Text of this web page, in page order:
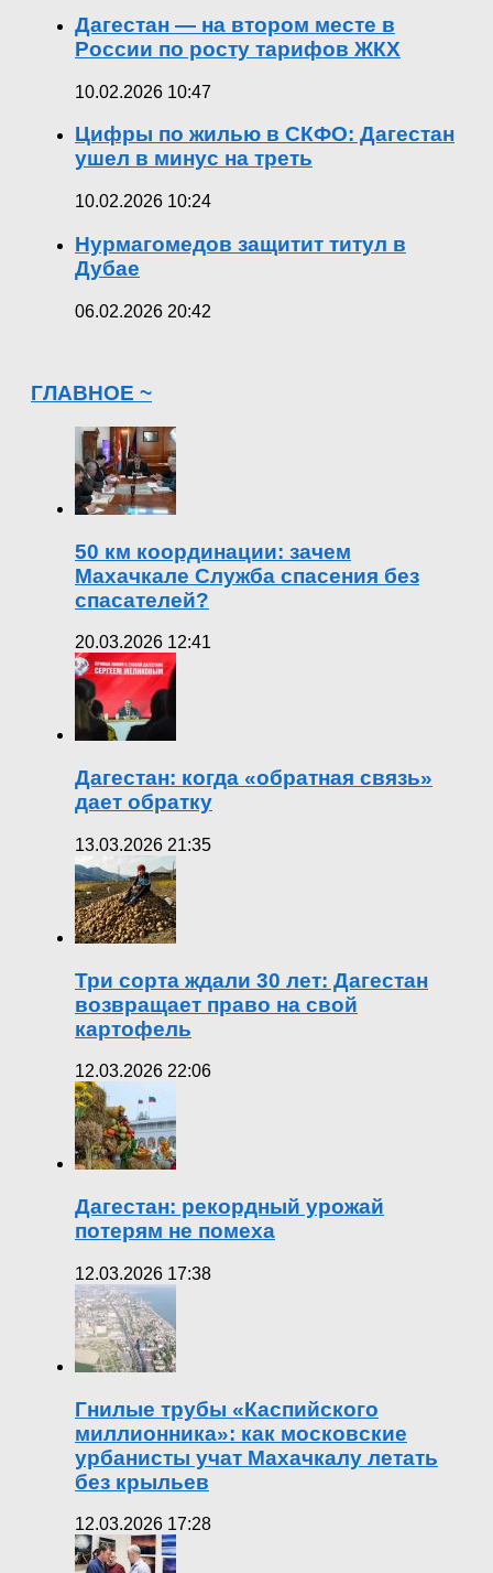
Дагестан — на втором месте в
России по росту тарифов ЖКХ
10.02.2026 10:47
Цифры по жилью в СКФО: Дагестан
ушел в минус на треть
10.02.2026 10:24
Нурмагомедов защитит титул в
Дубае
06.02.2026 20:42
ГЛАВНОЕ ~
50 км координации: зачем
Махачкале Служба спасения без
спасателей?
20.03.2026 12:41
Дагестан: когда «обратная связь»
дает обратку
13.03.2026 21:35
Три сорта ждали 30 лет: Дагестан
возвращает право на свой
картофель
12.03.2026 22:06
Дагестан: рекордный урожай
потерям не помеха
12.03.2026 17:38
Гнилые трубы «Каспийского
миллионника»: как московские
урбанисты учат Махачкалу летать
без крыльев
12.03.2026 17:28